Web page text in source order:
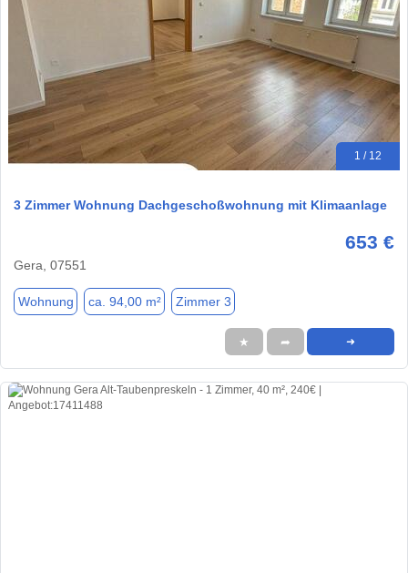
1 / 12
3 Zimmer Wohnung Dachgeschoßwohnung mit Klimaanlage
653 €
Gera, 07551
Wohnung ca. 94,00 m² Zimmer 3
★ ➦ ➜